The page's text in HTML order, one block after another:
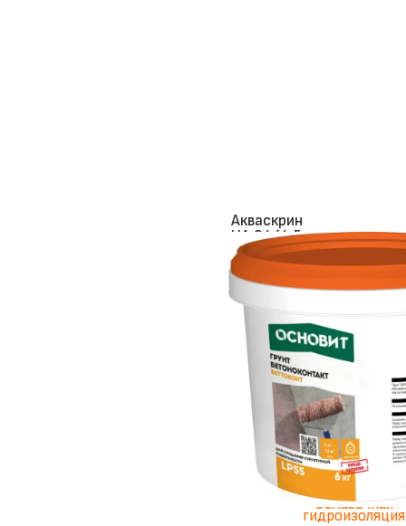
Акваскрин
HA 64 (4.5
кг)
Акриловая
готовая
Полимерная
обмазочная
гидроизоляция